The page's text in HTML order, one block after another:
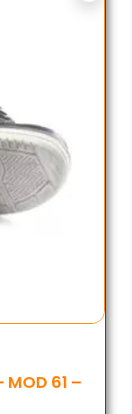
MOD 61 –